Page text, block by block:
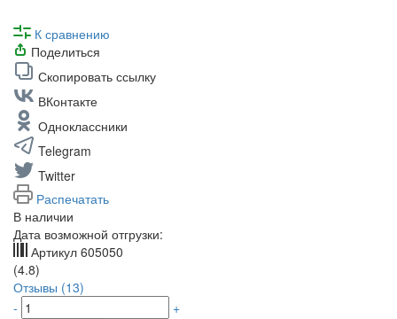
К сравнению
Поделиться
Скопировать ссылку
ВКонтакте
Одноклассники
Telegram
Twitter
Распечатать
В наличии
Дата возможной отгрузки:
Артикул 605050
(4.8)
Отзывы (13)
-
+